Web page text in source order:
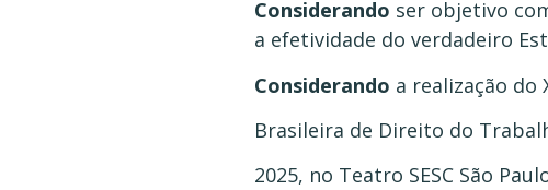
Considerando ser objetivo
a efetividade do verdadeiro
Considerando a realização do
Brasileira de Direito do
2025, no Teatro SESC São